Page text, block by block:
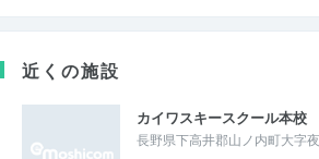
近くの施設
カイワスキースクール本校
長野県下高井郡山ノ内町大字